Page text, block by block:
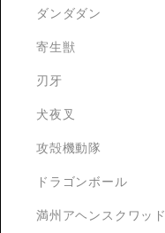
ダンダダン
寄生獣
刃牙
犬夜叉
攻殻機動隊
ドラゴンボール
満州アヘンスクワッド